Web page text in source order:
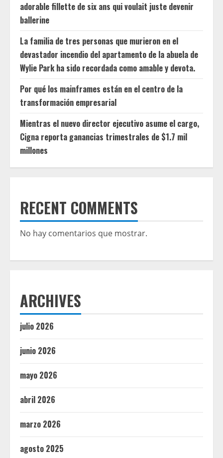
adorable fillette de six ans qui voulait juste devenir
ballerine
La familia de tres personas que murieron en el
devastador incendio del apartamento de la abuela de
Wylie Park ha sido recordada como amable y devota.
Por qué los mainframes están en el centro de la
transformación empresarial
Mientras el nuevo director ejecutivo asume el cargo,
Cigna reporta ganancias trimestrales de $1.7 mil
millones
RECENT COMMENTS
No hay comentarios que mostrar.
ARCHIVES
julio 2026
junio 2026
mayo 2026
abril 2026
marzo 2026
agosto 2025